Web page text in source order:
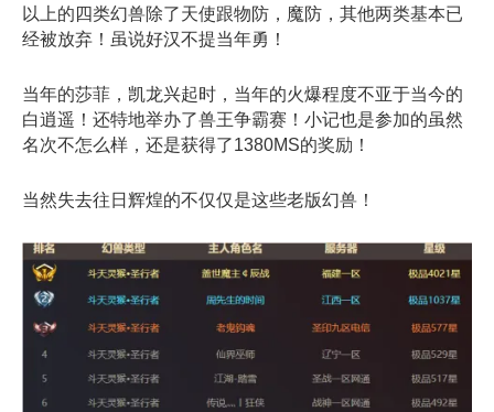
以上的四类幻兽除了天使跟物防，魔防，其他两类基本已
经被放弃！虽说好汉不提当年勇！
当年的莎菲，凯龙兴起时，当年的火爆程度不亚于当今的
白逍遥！还特地举办了兽王争霸赛！小记也是参加的虽然
名次不怎么样，还是获得了1380MS的奖励！
当然失去往日辉煌的不仅仅是这些老版幻兽！